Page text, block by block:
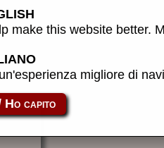
make this website better.
migliore di